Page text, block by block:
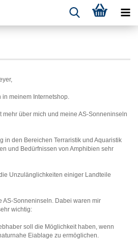
meinem Internetshop.
über mich und meine AS-Sonneninseln
in den Bereichen Terraristik und Aquaristik
und Bedürfnissen von Amphibien sehr
Unzulänglichkeiten einiger Landteile
AS-Sonneninseln. Dabei waren mir
wichtig:
soll die Möglichkeit haben, wenn
Eiablage zu ermöglichen.